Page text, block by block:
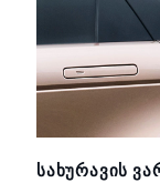
ᲡᲐᲮᲣᲠᲐᲕᲘᲡ